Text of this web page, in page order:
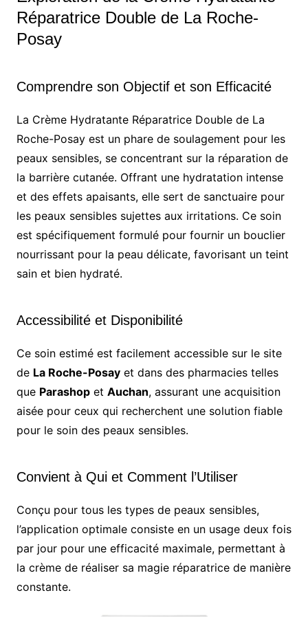
Réparatrice Double de La Roche-
Posay
Comprendre son Objectif et son Efficacité
La Crème Hydratante Réparatrice Double de La
Roche-Posay est un phare de soulagement pour les
peaux sensibles, se concentrant sur la réparation de
la barrière cutanée. Offrant une hydratation intense
et des effets apaisants, elle sert de sanctuaire pour
les peaux sensibles sujettes aux irritations. Ce soin
est spécifiquement formulé pour fournir un bouclier
nourrissant pour la peau délicate, favorisant un teint
sain et bien hydraté.
Accessibilité et Disponibilité
Ce soin estimé est facilement accessible sur le site
de La Roche-Posayet dans des pharmacies telles
que Parashopet Auchan, assurant une acquisition
aisée pour ceux qui recherchent une solution fiable
pour le soin des peaux sensibles.
Convient à Qui et Comment l’Utiliser
Conçu pour tous les types de peaux sensibles,
l’application optimale consiste en un usage deux fois
par jour pour une efficacité maximale, permettant à
la crème de réaliser sa magie réparatrice de manière
constante.